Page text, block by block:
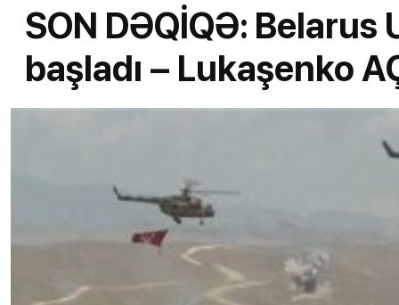
SON DƏQİQƏ:
başladı – Lukaşenko